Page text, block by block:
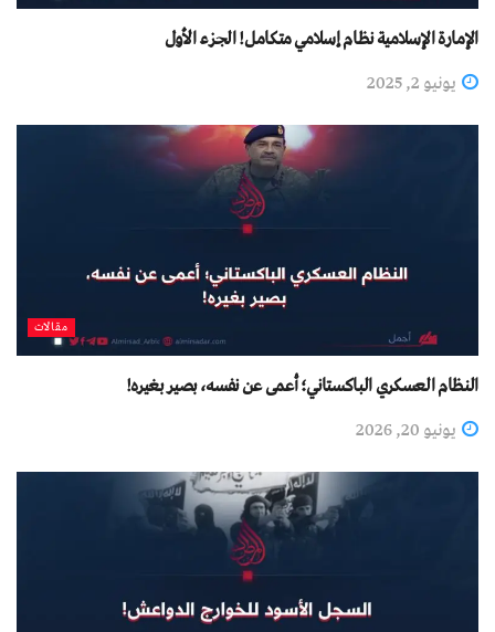
الإمارة الإسلامية نظام إسلامي متكامل! الجزء الأول
يونيو 2, 2025
مقالات
النظام العسكري الباكستاني؛ أعمى عن نفسه، بصير بغيره!
يونيو 20, 2026